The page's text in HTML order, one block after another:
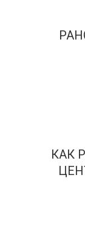
КАК